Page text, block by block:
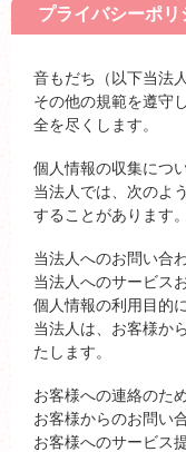
プライバシーポリ
音もだち（以下当法
その他の規範を遵守
全を尽くします。
個人情報の収集につ
当法人では、次のよ
することがあります。
当法人へのお問い合
当法人へのサービス
個人情報の利用目的
当法人は、お客様か
たします。
お客様への連絡のた
お客様からのお問い
お客様へのサービス